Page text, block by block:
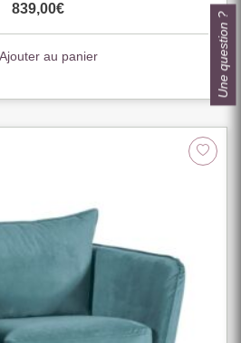
839,00€
Ajouter au panier Une question ?